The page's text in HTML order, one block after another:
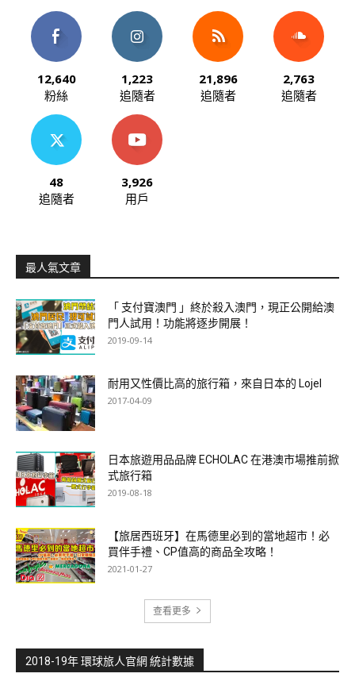
12,640
粉絲
1,223
追隨者
21,896
追隨者
2,763
追隨者
48
追隨者
3,926
用戶
最人氣文章
「 支付寶澳門 」終於殺入澳門，現正公開給澳
門人試用！功能將逐步開展！
2019-09-14
耐用又性價比高的旅行箱，來自日本的 Lojel
2017-04-09
日本旅遊用品品牌 ECHOLAC 在港澳市場推前掀
式旅行箱
2019-08-18
【旅居西班牙】在馬德里必到的當地超市！必
買伴手禮、CP值高的商品全攻略！
2021-01-27
查看更多
2018-19年 環球旅人官網 統計數據